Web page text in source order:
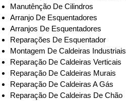
Manutênção De Cilindros
Arranjo De Esquentadores
Arranjos De Esquentadores
Reparações De Esquentador
Montagem De Caldeiras Industriais
Reparação De Caldeiras Verticais
Reparação De Caldeiras Murais
Reparação De Caldeiras A Gás
Reparação De Caldeiras De Chão